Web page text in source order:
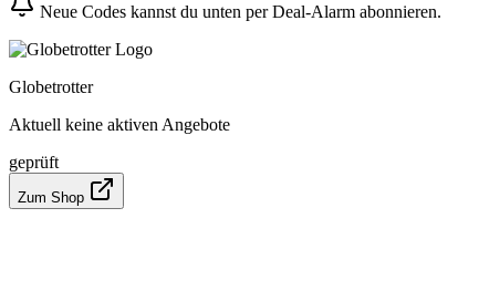
Neue Codes kannst du unten per Deal-Alarm abonnieren.
Globetrotter
Aktuell keine aktiven Angebote
geprüft
Zum Shop